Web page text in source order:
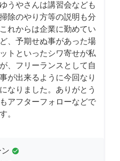
うやさんは講習会なども
除のやり方等の説明も分
れからは企業に勤めてい
、予期せぬ事があった場
トといったシワ寄せが私
、フリーランスとして自
が出来るように今回なり
なりました。ありがとう
アフターフォローなどで
。
check_circle